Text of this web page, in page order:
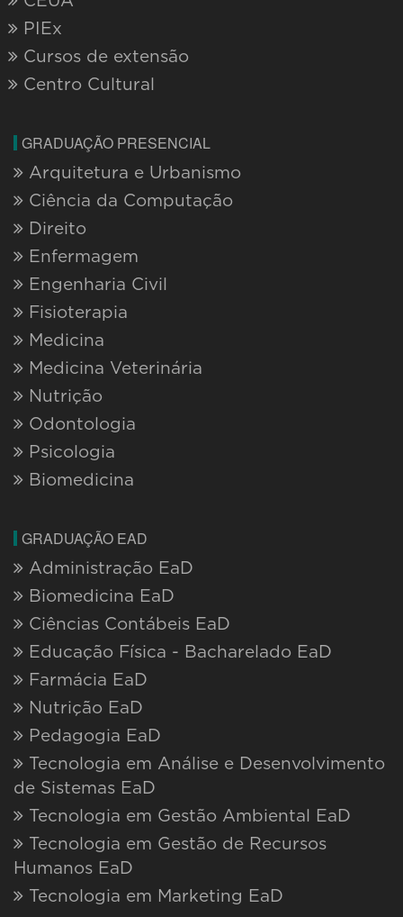
PIEx
Cursos de extensão
Centro Cultural
GRADUAÇÃO PRESENCIAL
Arquitetura e Urbanismo
Ciência da Computação
Direito
Enfermagem
Engenharia Civil
Fisioterapia
Medicina
Medicina Veterinária
Nutrição
Odontologia
Psicologia
Biomedicina
GRADUAÇÃO EAD
Administração EaD
Biomedicina EaD
Ciências Contábeis EaD
Educação Física - Bacharelado EaD
Farmácia EaD
Nutrição EaD
Pedagogia EaD
Tecnologia em Análise e Desenvolvimento
de Sistemas EaD
Tecnologia em Gestão Ambiental EaD
Tecnologia em Gestão de Recursos
Humanos EaD
Tecnologia em Marketing EaD